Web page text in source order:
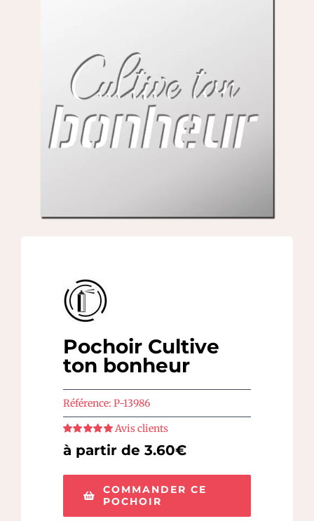
Pochoir Cultive
ton bonheur
Référence: P-13986
Note sur 5
Avis clients
à partir de 3.60€
COMMANDER CE
POCHOIR